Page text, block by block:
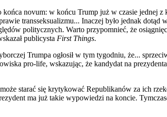
końca novum: w końcu Trump już w czasie jednej
transseksualizmu... Inaczej było jednak
politycznych. Warto przypomnieć, że
publicysta First Things.
Trumpa ogłosił w tym tygodniu, że...
pro-life, wskazując, że kandydat na
starać się krytykować Republikanów za ich
ma już takie wypowiedzi na koncie.